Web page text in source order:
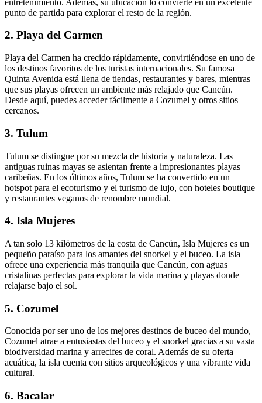
punto de partida para explorar el resto de la región.
2. Playa del Carmen
Playa del Carmen ha crecido rápidamente, convirtiéndose en uno de
los destinos favoritos de los turistas internacionales. Su famosa
Quinta Avenida está llena de tiendas, restaurantes y bares, mientras
que sus playas ofrecen un ambiente más relajado que Cancún.
Desde aquí, puedes acceder fácilmente a Cozumel y otros sitios
cercanos.
3. Tulum
Tulum se distingue por su mezcla de historia y naturaleza. Las
antiguas ruinas mayas se asientan frente a impresionantes playas
caribeñas. En los últimos años, Tulum se ha convertido en un
hotspot para el ecoturismo y el turismo de lujo, con hoteles boutique
y restaurantes veganos de renombre mundial.
4. Isla Mujeres
A tan solo 13 kilómetros de la costa de Cancún, Isla Mujeres es un
pequeño paraíso para los amantes del snorkel y el buceo. La isla
ofrece una experiencia más tranquila que Cancún, con aguas
cristalinas perfectas para explorar la vida marina y playas donde
relajarse bajo el sol.
5. Cozumel
Conocida por ser uno de los mejores destinos de buceo del mundo,
Cozumel atrae a entusiastas del buceo y el snorkel gracias a su vasta
biodiversidad marina y arrecifes de coral. Además de su oferta
acuática, la isla cuenta con sitios arqueológicos y una vibrante vida
cultural.
6. Bacalar